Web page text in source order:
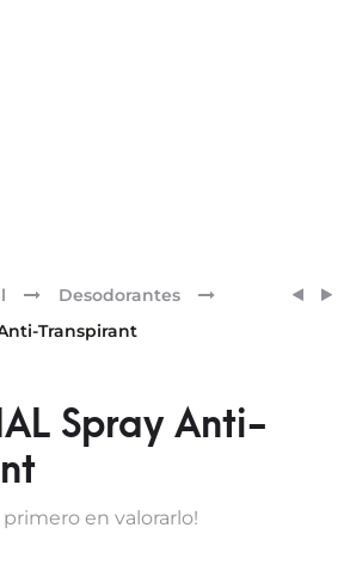
SVR
SVR
Desodorantes
Transpirant
Spray Anti-
primero en valorarlo!